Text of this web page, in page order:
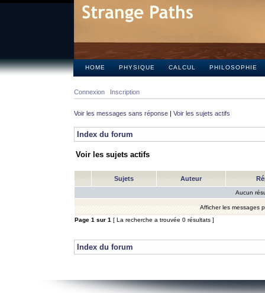
HOME PHYSIQUE CALCUL PHILOSOPHIE
Connexion Inscription
Voir les messages sans réponse | Voir les sujets actifs
Index du forum
Voir les sujets actifs
Sujets Auteur
Aucun
Afficher les messages
Page 1 sur 1 [ La recherche a trouvée 0 résultats ]
Index du forum